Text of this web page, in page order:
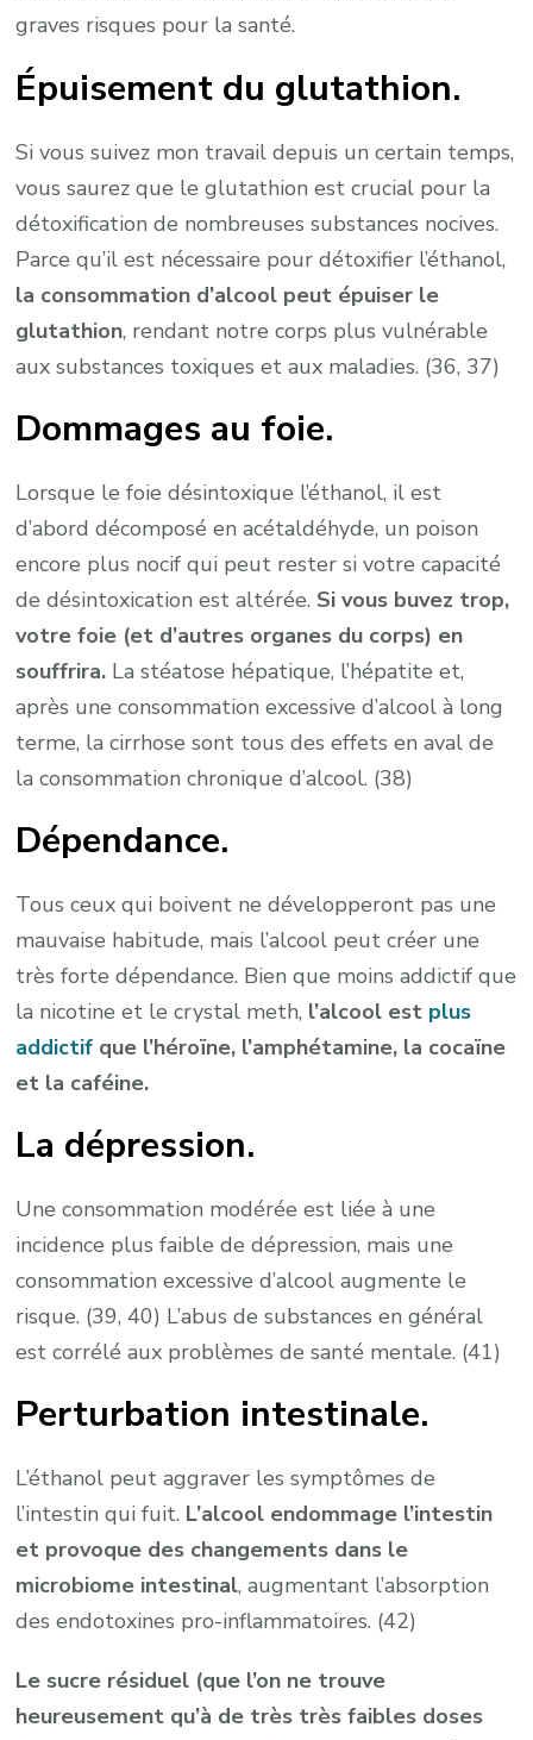
graves risques pour la santé.
Épuisement du glutathion.
Si vous suivez mon travail depuis un certain temps,
vous saurez que le glutathion est crucial pour la
détoxification de nombreuses substances nocives.
Parce qu’il est nécessaire pour détoxifier l’éthanol,
la consommation d’alcool peut épuiser le
glutathion, rendant notre corps plus vulnérable
aux substances toxiques et aux maladies. (36, 37)
Dommages au foie.
Lorsque le foie désintoxique l’éthanol, il est
d’abord décomposé en acétaldéhyde, un poison
encore plus nocif qui peut rester si votre capacité
de désintoxication est altérée. Si vous buvez trop,
votre foie (et d’autres organes du corps) en
souffrira. La stéatose hépatique, l’hépatite et,
après une consommation excessive d’alcool à long
terme, la cirrhose sont tous des effets en aval de
la consommation chronique d’alcool. (38)
Dépendance.
Tous ceux qui boivent ne développeront pas une
mauvaise habitude, mais l’alcool peut créer une
très forte dépendance. Bien que moins addictif que
la nicotine et le crystal meth, l’alcool est plus
addictif que l’héroïne, l’amphétamine, la cocaïne
et la caféine.
La dépression.
Une consommation modérée est liée à une
incidence plus faible de dépression, mais une
consommation excessive d’alcool augmente le
risque. (39, 40) L’abus de substances en général
est corrélé aux problèmes de santé mentale. (41)
Perturbation intestinale.
L’éthanol peut aggraver les symptômes de
l’intestin qui fuit. L’alcool endommage l’intestin
et provoque des changements dans le
microbiome intestinal, augmentant l’absorption
des endotoxines pro-inflammatoires. (42)
Le sucre résiduel (que l’on ne trouve
heureusement qu’à de très très faibles doses